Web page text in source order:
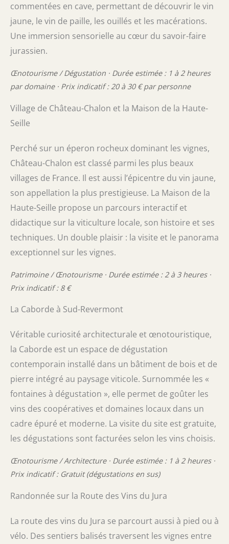
commentées en cave, permettant de découvrir le vin
jaune, le vin de paille, les ouillés et les macérations.
Une immersion sensorielle au cœur du savoir-faire
jurassien.
Œnotourisme / Dégustation · Durée estimée : 1 à 2 heures
par domaine · Prix indicatif : 20 à 30 € par personne
Village de Château-Chalon et la Maison de la Haute-
Seille
Perché sur un éperon rocheux dominant les vignes,
Château-Chalon est classé parmi les plus beaux
villages de France. Il est aussi l’épicentre du vin jaune,
son appellation la plus prestigieuse. La Maison de la
Haute-Seille propose un parcours interactif et
didactique sur la viticulture locale, son histoire et ses
techniques. Un double plaisir : la visite et le panorama
exceptionnel sur les vignes.
Patrimoine / Œnotourisme · Durée estimée : 2 à 3 heures ·
Prix indicatif : 8 €
La Caborde à Sud-Revermont
Véritable curiosité architecturale et œnotouristique,
la Caborde est un espace de dégustation
contemporain installé dans un bâtiment de bois et de
pierre intégré au paysage viticole. Surnommée les «
fontaines à dégustation », elle permet de goûter les
vins des coopératives et domaines locaux dans un
cadre épuré et moderne. La visite du site est gratuite,
les dégustations sont facturées selon les vins choisis.
Œnotourisme / Architecture · Durée estimée : 1 à 2 heures ·
Prix indicatif : Gratuit (dégustations en sus)
Randonnée sur la Route des Vins du Jura
La route des vins du Jura se parcourt aussi à pied ou à
vélo. Des sentiers balisés traversent les vignes entre